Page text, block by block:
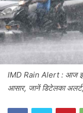
IMD Rain Alert : आज इन
आसार, जानें डिटेलका